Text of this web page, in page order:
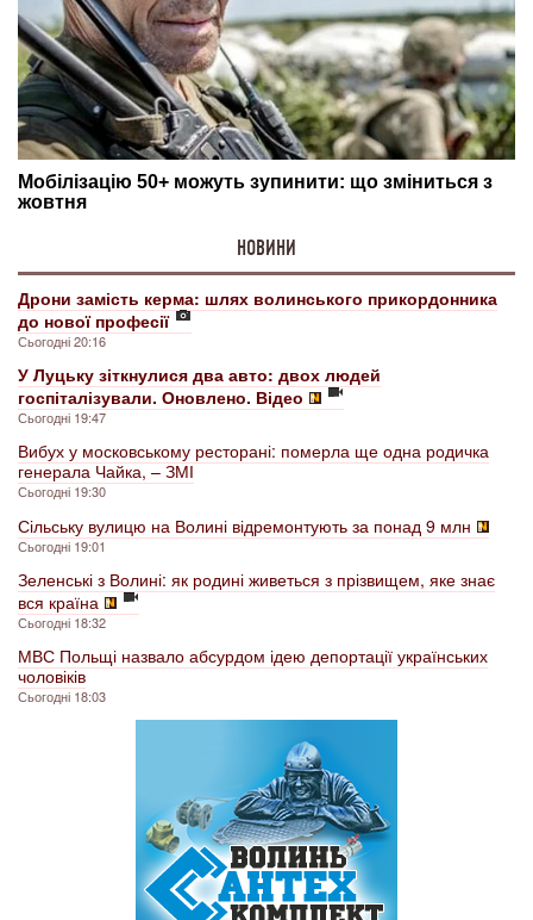
НОВИНИ
Дрони замість керма: шлях волинського прикордонника
до нової професії
Сьогодні 20:16
У Луцьку зіткнулися два авто: двох людей
госпіталізували. Оновлено. Відео
Сьогодні 19:47
Вибух у московському ресторані: померла ще одна родичка
генерала Чайка, – ЗМІ
Сьогодні 19:30
Сільську вулицю на Волині відремонтують за понад 9 млн
Сьогодні 19:01
Зеленські з Волині: як родині живеться з прізвищем, яке знає
вся країна
Сьогодні 18:32
МВС Польщі назвало абсурдом ідею депортації українських
чоловіків
Сьогодні 18:03